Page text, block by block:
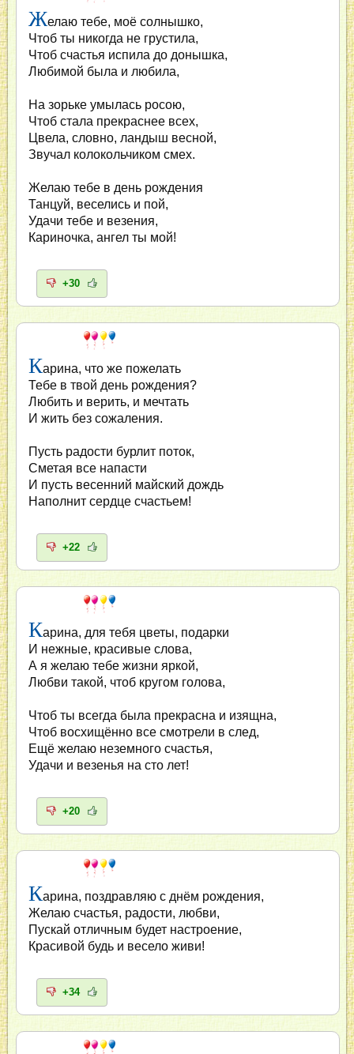
Желаю тебе, моё солнышко,
Чтоб ты никогда не грустила,
Чтоб счастья испила до донышка,
Любимой была и любила,
На зорьке умылась росою,
Чтоб стала прекраснее всех,
Цвела, словно, ландыш весной,
Звучал колокольчиком смех.
Желаю тебе в день рождения
Танцуй, веселись и пой,
Удачи тебе и везения,
Кариночка, ангел ты мой!
+30
Карина, что же пожелать
Тебе в твой день рождения?
Любить и верить, и мечтать
И жить без сожаления.
Пусть радости бурлит поток,
Сметая все напасти
И пусть весенний майский дождь
Наполнит сердце счастьем!
+22
Карина, для тебя цветы, подарки
И нежные, красивые слова,
А я желаю тебе жизни яркой,
Любви такой, чтоб кругом голова,
Чтоб ты всегда была прекрасна и изящна,
Чтоб восхищённо все смотрели в след,
Ещё желаю неземного счастья,
Удачи и везенья на сто лет!
+20
Карина, поздравляю с днём рождения,
Желаю счастья, радости, любви,
Пускай отличным будет настроение,
Красивой будь и весело живи!
+34